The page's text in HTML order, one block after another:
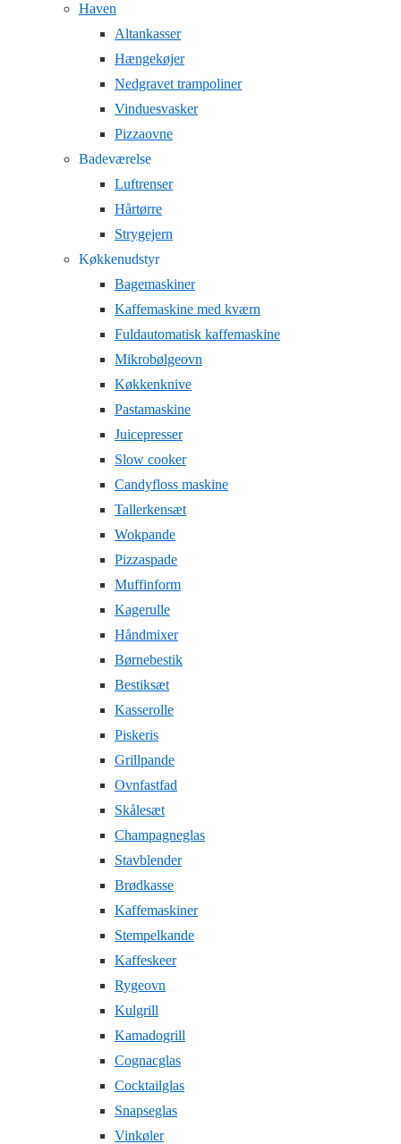
Haven
Altankasser
Hængekøjer
Nedgravet trampoliner
Vinduesvasker
Pizzaovne
Badeværelse
Luftrenser
Hårtørre
Strygejern
Køkkenudstyr
Bagemaskiner
Kaffemaskine med kværn
Fuldautomatisk kaffemaskine
Mikrobølgeovn
Køkkenknive
Pastamaskine
Juicepresser
Slow cooker
Candyfloss maskine
Tallerkensæt
Wokpande
Pizzaspade
Muffinform
Kagerulle
Håndmixer
Børnebestik
Bestiksæt
Kasserolle
Piskeris
Grillpande
Ovnfastfad
Skålesæt
Champagneglas
Stavblender
Brødkasse
Kaffemaskiner
Stempelkande
Kaffeskeer
Rygeovn
Kulgrill
Kamadogrill
Cognacglas
Cocktailglas
Snapseglas
Vinkøler